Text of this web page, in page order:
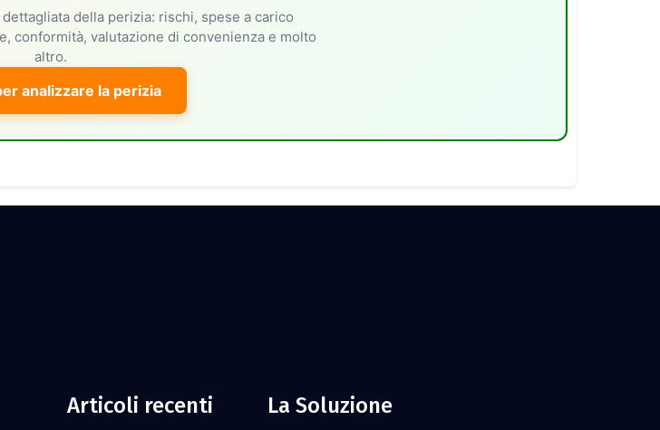
della perizia: rischi, spese a carico
conformità, valutazione di convenienza e molto
altro.
analizzare la perizia
Articoli recenti La Soluzione